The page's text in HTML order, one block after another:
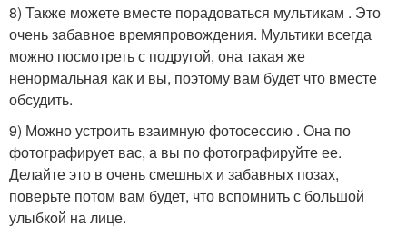
8) Также можете вместе порадоваться мультикам . Это
очень забавное времяпровождения. Мультики всегда
можно посмотреть с подругой, она такая же
ненормальная как и вы, поэтому вам будет что вместе
обсудить.
9) Можно устроить взаимную фотосессию . Она по
фотографирует вас, а вы по фотографируйте ее.
Делайте это в очень смешных и забавных позах,
поверьте потом вам будет, что вспомнить с большой
улыбкой на лице.